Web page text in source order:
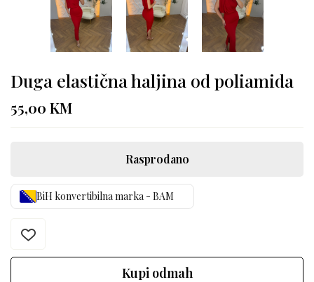
Duga elastična haljina od poliamida
55,00 KM
Rasprodano
BiH konvertibilna marka - BAM
Kupi odmah